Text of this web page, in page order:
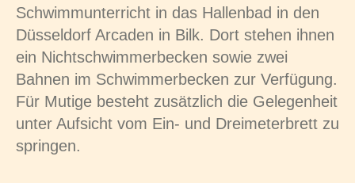
Schwimmunterricht in das Hallenbad in den
Düsseldorf Arcaden in Bilk. Dort stehen ihnen
ein Nichtschwimmerbecken sowie zwei
Bahnen im Schwimmerbecken zur Verfügung.
Für Mutige besteht zusätzlich die Gelegenheit
unter Aufsicht vom Ein- und Dreimeterbrett zu
springen.